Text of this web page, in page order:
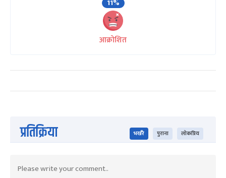
11%
आक्रोशित
प्रतिक्रिया भर्खरै पुराना लोकप्रिय